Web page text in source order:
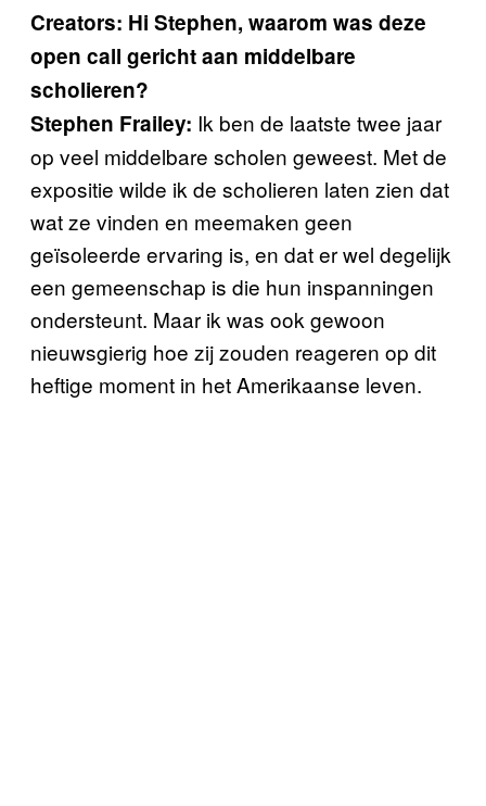
Creators: Hi Stephen, waarom was deze
open call gericht aan middelbare
scholieren?
Stephen Frailey: Ik ben de laatste twee jaar
op veel middelbare scholen geweest. Met de
expositie wilde ik de scholieren laten zien dat
wat ze vinden en meemaken geen
geïsoleerde ervaring is, en dat er wel degelijk
een gemeenschap is die hun inspanningen
ondersteunt. Maar ik was ook gewoon
nieuwsgierig hoe zij zouden reageren op dit
heftige moment in het Amerikaanse leven.